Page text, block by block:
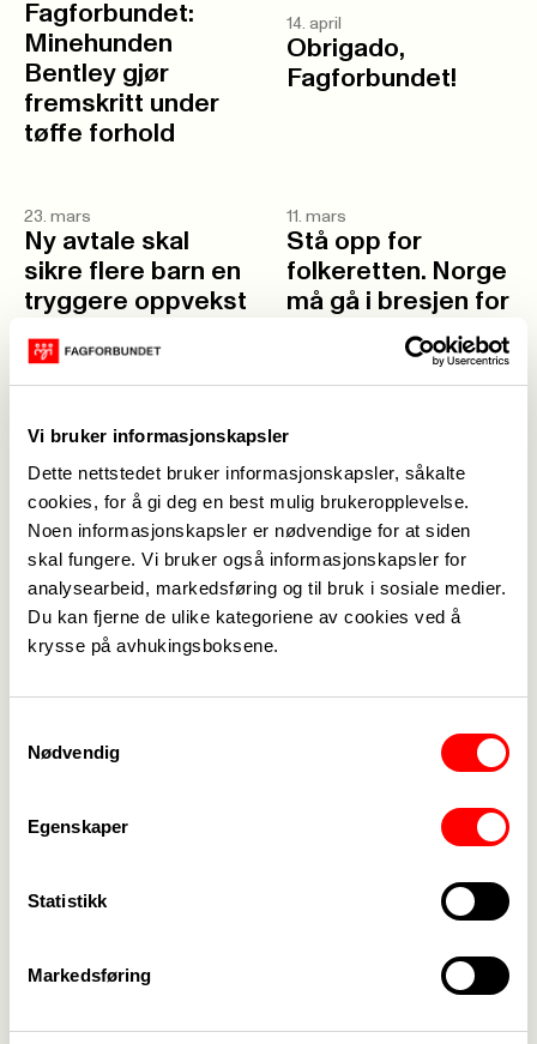
Vi bruker informasjonskapsler
Dette nettstedet bruker informasjonskapsler, såkalte
cookies, for å gi deg en best mulig brukeropplevelse.
Noen informasjonskapsler er nødvendige for at siden
skal fungere. Vi bruker også informasjonskapsler for
analysearbeid, markedsføring og til bruk i sosiale medier.
Du kan fjerne de ulike kategoriene av cookies ved å
krysse på avhukingsboksene.
Nødvendig
Egenskaper
Statistikk
Markedsføring
Fagforbundet:
Minehunden
Bentley gjør
fremskritt under
tøffe forhold
14. april
Obrigado,
Fagforbundet!
23. mars
Ny avtale skal
sikre flere barn en
tryggere oppvekst
i Huambo
11. mars
Stå opp for
folkeretten. Norge
må gå i bresjen for
sanksjoner mot
16. februar
Ambassadørkorpset
tett på Gaza: – Å gi
opp håpet er å dø
Ny barnebykontakt
i Fagforbundet
Akershus
16. desember
Israel er i ferd med å ta over
28. november
finansinstitusjoner
folkerettsbruddene
i Palestina